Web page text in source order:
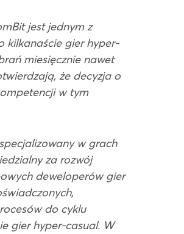
jest jednym z
kilkanaście gier hyper-
miesięcznie nawet
że decyzja o
w tym
w grach
za rozwój
deweloperów gier
do cyklu
gier hyper-casual. W